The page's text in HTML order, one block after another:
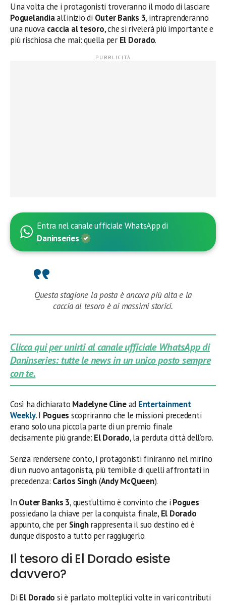
Una volta che i protagonisti troveranno il modo di lasciare
Poguelandiaall’inizio di Outer Banks 3, intraprenderanno
una nuova caccia al tesoro, che si rivelerà più importante e
più rischiosa che mai: quella per El Dorado.
Entra nel canale ufficiale WhatsApp di
Daninseries
Questa stagione la posta è ancora più alta e la
caccia al tesoro è ai massimi storici.
Clicca qui per unirti al canale ufficiale WhatsApp di
Daninseries: tutte le news in un unico posto sempre
con te.
Così ha dichiarato Madelyne Clinead Entertainment
Weekly. I Pogues scopriranno che le missioni precedenti
erano solo una piccola parte di un premio finale
decisamente più grande: El Dorado, la perduta città dell’oro.
Senza rendersene conto, i protagonisti finiranno nel mirino
di un nuovo antagonista, più temibile di quelli affrontati in
precedenza: Carlos Singh(Andy McQueen).
In Outer Banks 3, quest’ultimo è convinto che i Pogues
possiedano la chiave per la conquista finale, El Dorado
appunto, che per Singhrappresenta il suo destino ed è
dunque disposto a tutto per raggiugerlo.
Il tesoro di El Dorado esiste
davvero?
Di El Dorado si è parlato molteplici volte in vari contributi